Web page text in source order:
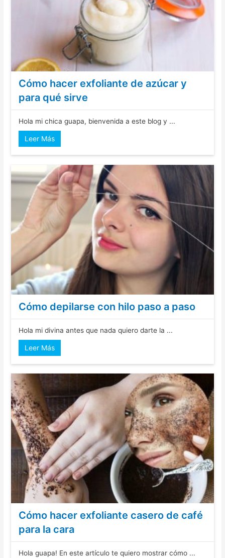
Cómo hacer exfoliante de azúcar y
para qué sirve
Hola mi chica guapa, bienvenida a este blog y ...
Leer Más
Cómo depilarse con hilo paso a paso
Hola mi divina antes que nada quiero darte la ...
Leer Más
Cómo hacer exfoliante casero de café
para la cara
Hola guapa! En este artículo te quiero mostrar cómo ...